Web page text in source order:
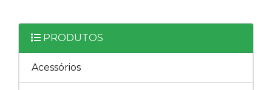
PRODUTOS
Acessórios